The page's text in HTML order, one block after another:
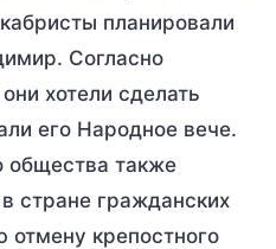
планировали
Согласно
хотели сделать
его Народное вече.
также
стране гражданских
отмену крепостного